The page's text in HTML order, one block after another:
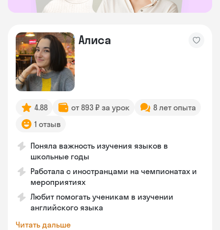
Алиса
4.88 от 893 ₽ за урок
8 лет опыта
1 отзыв
Поняла важность изучения языков в
школьные годы
Работала с иностранцами на чемпионатах и
мероприятиях
Любит помогать ученикам в изучении
английского языка
Читать дальше